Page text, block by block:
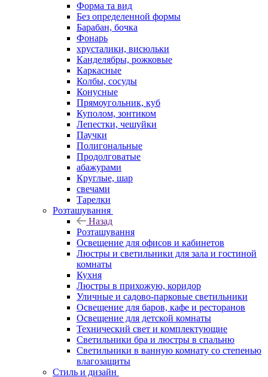
Форма та вид
Без определенной формы
Барабан, бочка
Фонарь
хрусталики, висюльки
Канделябры, рожковые
Каркасные
Колбы, сосуды
Конусные
Прямоугольник, куб
Куполом, зонтиком
Лепестки, чешуйки
Паучки
Полигональные
Продолговатые
абажурами
Круглые, шар
свечами
Тарелки
Розташування
Назад
Розташування
Освещение для офисов и кабинетов
Люстры и светильники для зала и гостиной
комнаты
Кухня
Люстры в прихожую, коридор
Уличные и садово-парковые светильники
Освещение для баров, кафе и ресторанов
Освещение для детской комнаты
Технический свет и комплектующие
Светильники бра и люстры в спальню
Светильники в ванную комнату со степенью
влагозащиты
Стиль и дизайн